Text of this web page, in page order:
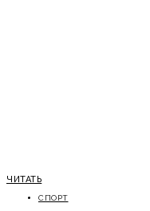
ЧИТАТЬ
СПОРТ